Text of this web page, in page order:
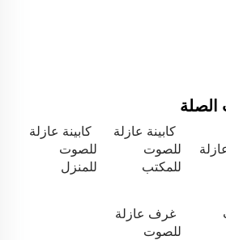
الصلة
كابينة عازلة
للصوت
للمكتب
كابينة عازلة
للصوت
للمنزل
غرف عازلة
للصوت